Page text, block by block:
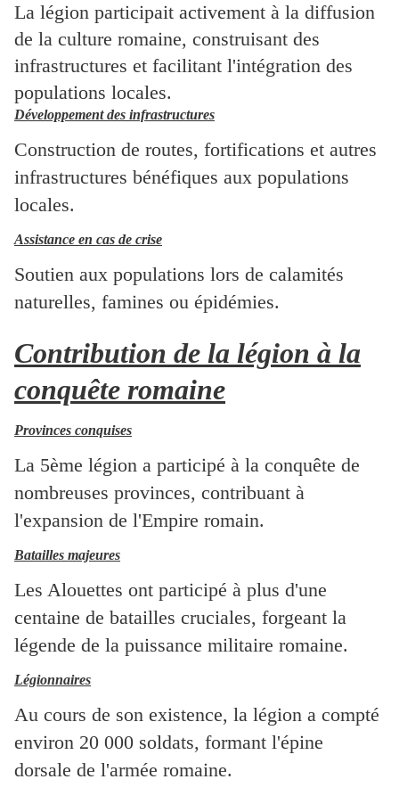
La légion participait activement à la diffusion
de la culture romaine, construisant des
infrastructures et facilitant l'intégration des
populations locales.
Développement des infrastructures
Construction de routes, fortifications et autres
infrastructures bénéfiques aux populations
locales.
Assistance en cas de crise
Soutien aux populations lors de calamités
naturelles, famines ou épidémies.
Contribution de la légion à la
conquête romaine
Provinces conquises
La 5ème légion a participé à la conquête de
nombreuses provinces, contribuant à
l'expansion de l'Empire romain.
Batailles majeures
Les Alouettes ont participé à plus d'une
centaine de batailles cruciales, forgeant la
légende de la puissance militaire romaine.
Légionnaires
Au cours de son existence, la légion a compté
environ 20 000 soldats, formant l'épine
dorsale de l'armée romaine.